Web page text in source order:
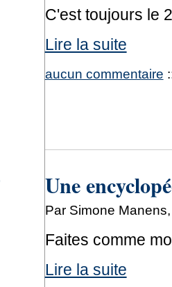
C'est toujours le
Lire la suite
aucun commentaire
Une
Par Simone
Faites comme
Lire la suite